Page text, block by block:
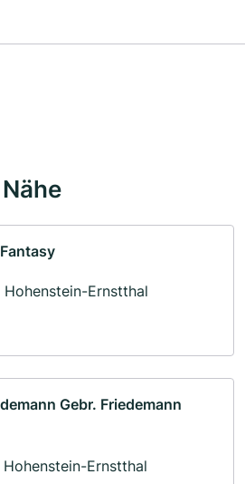
Ernstthal
Gebr. Friedemann
Ernstthal